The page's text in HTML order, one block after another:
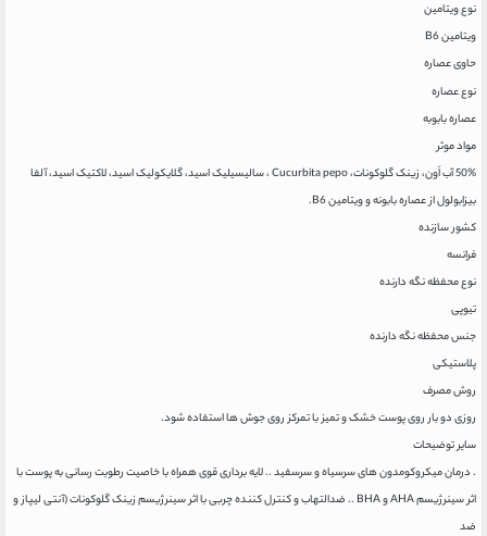
نوع ویتامین
ویتامین B6
حاوی عصاره
نوع عصاره
عصاره بابوبه
مواد موثر
50% آب اَون، زینک گلوکونات، Cucurbita pepo ، سالیسیلیک اسید، گلایکولیک اسید، لاکتیک اسید، آلفا
بیزابولول از عصاره بابونه و ویتامین B6.
کشور سازنده
فرانسه
نوع محفظه نگه دارنده
تیوپی
جنس محفظه نگه دارنده
پلاستیکی
روش مصرف
روزی دو بار روی پوست خشک و تمیز با تمرکز روی جوش ها استفاده شود.
سایر توضیحات
. درمان میکروکومدون های سرسیاه و سرسفید .. لایه برداری قوی همراه با خاصیت رطوبت رسانی به پوست با
اثر سینرژیسم AHA و BHA .. ضدالتهاب و کنترل کننده چربی با اثر سینرژیسم زینک گلوکونات (آنتی لیپاز و
ضد